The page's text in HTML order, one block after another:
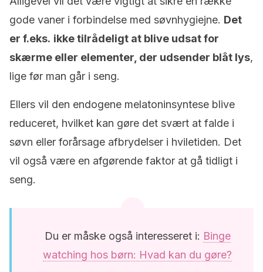
gode vaner i forbindelse med søvnhygiejne. Det
er f.eks. ikke tilrådeligt at blive udsat for
skærme eller elementer, der udsender blåt lys,
lige før man går i seng.
Ellers vil den endogene melatoninsyntese blive
reduceret, hvilket kan gøre det svært at falde i
søvn eller forårsage afbrydelser i hviletiden. Det
vil også være en afgørende faktor at gå tidligt i
seng.
Du er måske også interesseret i: Binge
watching hos børn: Hvad kan du gøre?